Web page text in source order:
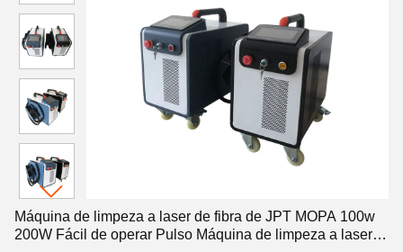
Máquina de limpeza a laser de fibra de JPT MOPA 100w
200W Fácil de operar Pulso Máquina de limpeza a laser